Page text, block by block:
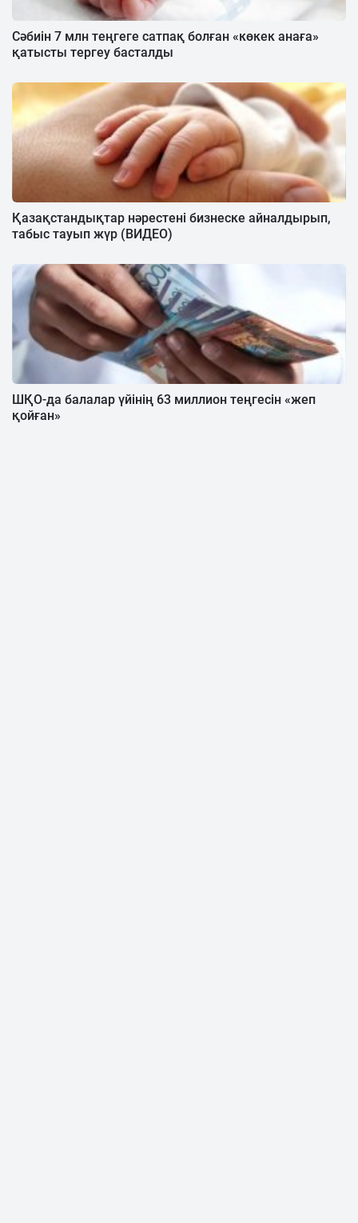
Сәбиін 7 млн теңгеге сатпақ болған «көкек анаға»
қатысты тергеу басталды
Қазақстандықтар нәрестені бизнеске айналдырып,
табыс тауып жүр (ВИДЕО)
ШҚО-да балалар үйінің 63 миллион теңгесін «жеп
қойған»